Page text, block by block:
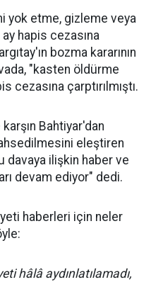
yok etme, gizleme veya
hapis cezasına
bozma kararının
"kasten öldürme
cezasına çarptırılmıştı.
Bahtiyar'dan
eleştiren
davaya ilişkin haber ve
devam ediyor" dedi.
haberleri için neler
hâlâ aydınlatılamadı,